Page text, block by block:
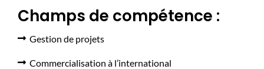
Champs de compétence :
Gestion de projets
Commercialisation à l’international